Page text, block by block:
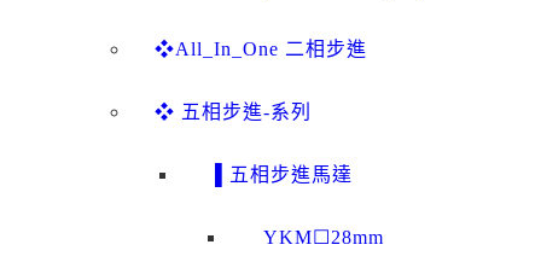
❖All_In_One 二相步進
❖ 五相步進-系列
▌五相步進馬達
YKM☐28mm